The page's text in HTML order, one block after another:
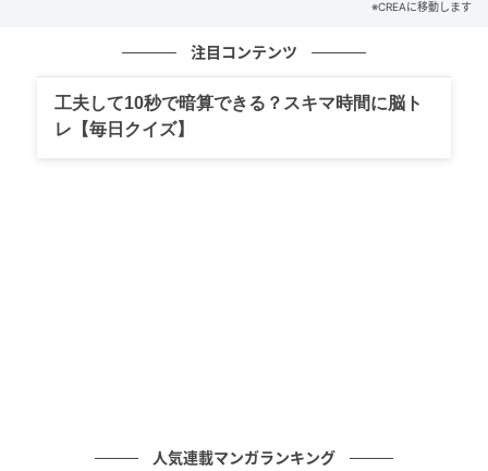
次の記事
※CREAに移動します
注目コンテンツ
工夫して10秒で暗算できる？スキマ時間に脳ト
レ【毎日クイズ】
人気連載マンガランキング